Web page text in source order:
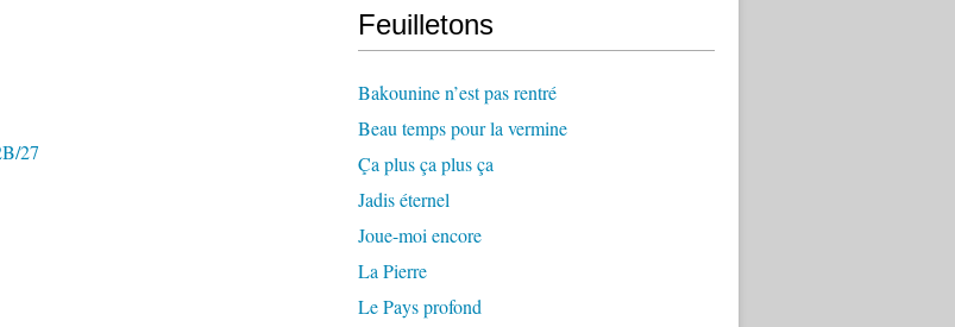
Feuilletons
Bakounine n’est pas rentré
Beau temps pour la vermine
Ça plus ça plus ça
Jadis éternel
Joue-moi encore
La Pierre
Le Pays profond